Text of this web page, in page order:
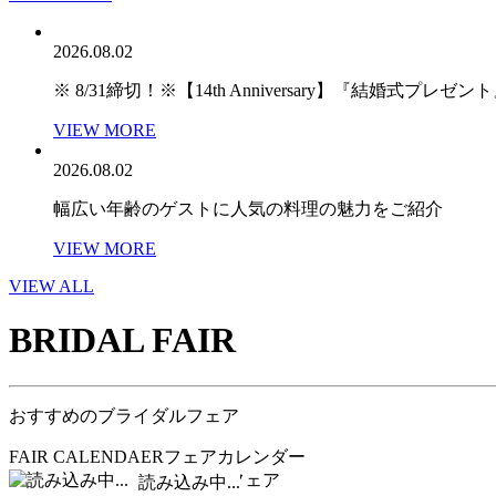
2026.08.02
※ 8/31締切！※【14th Anniversary】『結婚式プレゼン
VIEW MORE
2026.08.02
幅広い年齢のゲストに人気の料理の魅力をご紹介
VIEW MORE
VIEW ALL
BRIDAL FAIR
おすすめのブライダルフェア
FAIR CALENDAERフェアカレンダー
読み込み中...
PICK UP FAIRピックアップフェア